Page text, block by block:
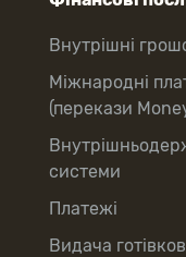
Внутрішні
Міжнародні
(перекази
системи
Платежі
Видача